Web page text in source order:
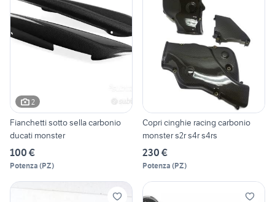
2
Fianchetti sotto sella carbonio
ducati monster
100 €
Potenza (PZ)
Copri cinghie racing carbonio
monster s2r s4r s4rs
230 €
Potenza (PZ)